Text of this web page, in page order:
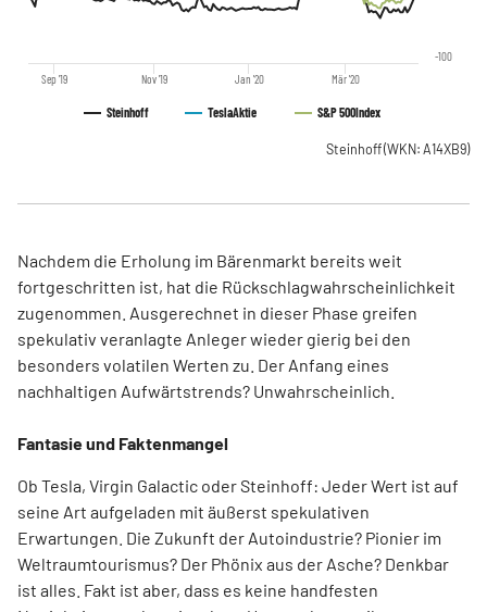
Steinhoff TeslaAktie S&P 500Index
Sep '19 Nov '19 Jan '20 Mär '20
-100
Steinhoff(WKN: A14XB9)
Nachdem die Erholung im Bärenmarkt bereits weit
fortgeschritten ist, hat die Rückschlagwahrscheinlichkeit
zugenommen. Ausgerechnet in dieser Phase greifen
spekulativ veranlagte Anleger wieder gierig bei den
besonders volatilen Werten zu. Der Anfang eines
nachhaltigen Aufwärtstrends? Unwahrscheinlich.
Fantasie und Faktenmangel
Ob Tesla, Virgin Galactic oder Steinhoff: Jeder Wert ist auf
seine Art aufgeladen mit äußerst spekulativen
Erwartungen. Die Zukunft der Autoindustrie? Pionier im
Weltraumtourismus? Der Phönix aus der Asche? Denkbar
ist alles. Fakt ist aber, dass es keine handfesten